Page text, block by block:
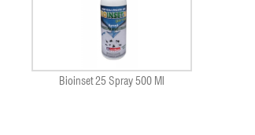
Bioinset 25 Spray 500 Ml